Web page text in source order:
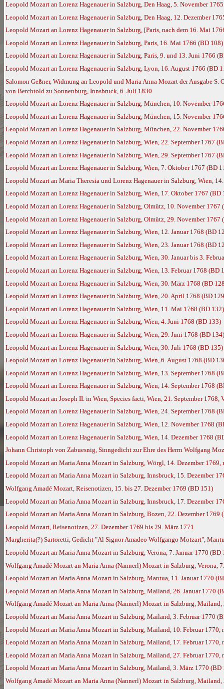
Leopold Mozart an Lorenz Hagenauer in Salzburg, Den Haag, 5. November
Leopold Mozart an Lorenz Hagenauer in Salzburg, Den Haag, 12. Dezember
Leopold Mozart an Lorenz Hagenauer in Salzburg, [Paris, nach dem 16. Mai
Leopold Mozart an Lorenz Hagenauer in Salzburg, Paris, 16. Mai 1766 (BD 108)
Leopold Mozart an Lorenz Hagenauer in Salzburg, Paris, 9. und 13. Juni 1766
Leopold Mozart an Lorenz Hagenauer in Salzburg, Lyon, 16. August 1766 (BD
Salomon Geßner, Widmung an Leopold und Maria Anna Mozart der Ausgabe
von Berchtold zu Sonnenburg, Innsbruck, 6. Juli 1830
Leopold Mozart an Lorenz Hagenauer in Salzburg, München, 10. November
Leopold Mozart an Lorenz Hagenauer in Salzburg, München, 15. November
Leopold Mozart an Lorenz Hagenauer in Salzburg, München, 22. November
Leopold Mozart an Lorenz Hagenauer in Salzburg, Wien, 22. September 1767
Leopold Mozart an Lorenz Hagenauer in Salzburg, Wien, 29. September 1767
Leopold Mozart an Lorenz Hagenauer in Salzburg, Wien, 7. Oktober 1767 (BD
Leopold Mozart an Maria Theresia und Lorenz Hagenauer in Salzburg, Wien,
Leopold Mozart an Lorenz Hagenauer in Salzburg, Wien, 17. Oktober 1767 (BD
Leopold Mozart an Lorenz Hagenauer in Salzburg, Olmütz, 10. November 1767
Leopold Mozart an Lorenz Hagenauer in Salzburg, Olmütz, 29. November 1767
Leopold Mozart an Lorenz Hagenauer in Salzburg, Wien, 12. Januar 1768 (BD
Leopold Mozart an Lorenz Hagenauer in Salzburg, Wien, 23. Januar 1768 (BD
Leopold Mozart an Lorenz Hagenauer in Salzburg, Wien, 30. Januar bis 3.
Leopold Mozart an Lorenz Hagenauer in Salzburg, Wien, 13. Februar 1768 (BD
Leopold Mozart an Lorenz Hagenauer in Salzburg, Wien, 30. März 1768 (BD
Leopold Mozart an Lorenz Hagenauer in Salzburg, Wien, 20. April 1768 (BD
Leopold Mozart an Lorenz Hagenauer in Salzburg, Wien, 11. Mai 1768 (BD 132)
Leopold Mozart an Lorenz Hagenauer in Salzburg, Wien, 4. Juni 1768 (BD 133)
Leopold Mozart an Lorenz Hagenauer in Salzburg, Wien, 29. Juni 1768 (BD 134)
Leopold Mozart an Lorenz Hagenauer in Salzburg, Wien, 30. Juli 1768 (BD 135)
Leopold Mozart an Lorenz Hagenauer in Salzburg, Wien, 6. August 1768 (BD
Leopold Mozart an Lorenz Hagenauer in Salzburg, Wien, 13. September 1768
Leopold Mozart an Lorenz Hagenauer in Salzburg, Wien, 14. September 1768
Leopold Mozart an Joseph II. in Wien, Species facti, Wien, 21. September 1768,
Leopold Mozart an Lorenz Hagenauer in Salzburg, Wien, 24. September 1768
Leopold Mozart an Lorenz Hagenauer in Salzburg, Wien, 12. November 1768
Leopold Mozart an Lorenz Hagenauer in Salzburg, Wien, 14. Dezember 1768
Johann Christoph von Zabuesnig, Sinngedicht zur Ehre des Herrn Wolfgang
Leopold Mozart an Maria Anna Mozart in Salzburg, Wörgl, 14. Dezember
Leopold Mozart an Maria Anna Mozart in Salzburg, Innsbruck, 15. Dezember
Wolfgang Amadé Mozart, Reisenotizen, 15. bis 27. Dezember 1769 (BD 151)
Leopold Mozart an Maria Anna Mozart in Salzburg, Innsbruck, 17. Dezember
Leopold Mozart an Maria Anna Mozart in Salzburg, Bozen, 22. Dezember 1769
Leopold Mozart, Reisenotizen, 27. Dezember 1769 bis 29. März 1771
Margherita(?) Sartoretti, Gedicht "Al Signor Amadeo Wolfgango Motzart",
Leopold Mozart an Maria Anna Mozart in Salzburg, Verona, 7. Januar 1770 (BD
Wolfgang Amadé Mozart an Maria Anna (Nannerl) Mozart in Salzburg,
Leopold Mozart an Maria Anna Mozart in Salzburg, Mantua, 11. Januar 1770
Leopold Mozart an Maria Anna Mozart in Salzburg, Mailand, 26. Januar 1770
Wolfgang Amadé Mozart an Maria Anna (Nannerl) Mozart in Salzburg, Mailand,
Leopold Mozart an Maria Anna Mozart in Salzburg, Mailand, 3. Februar 1770
Leopold Mozart an Maria Anna Mozart in Salzburg, Mailand, 10. Februar
Leopold Mozart an Maria Anna Mozart in Salzburg, Mailand, 17. Februar
Leopold Mozart an Maria Anna Mozart in Salzburg, Mailand, 27. Februar
Leopold Mozart an Maria Anna Mozart in Salzburg, Mailand, 3. März 1770 (BD
Wolfgang Amadé Mozart an Maria Anna (Nannerl) Mozart in Salzburg,